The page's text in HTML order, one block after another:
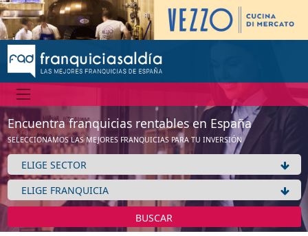
Encuentra franquicias rentables en España
SELECCIONAMOS LAS MEJORES FRANQUICIAS PARA TU INVERSIÓN
BUSCAR